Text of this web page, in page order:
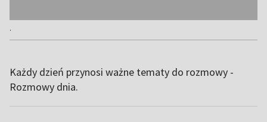
.
Każdy dzień przynosi ważne tematy do rozmowy -
Rozmowy dnia.